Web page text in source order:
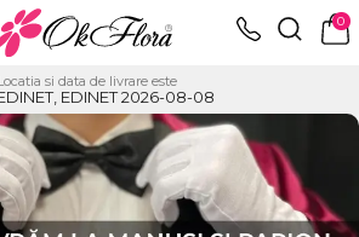
0
si data de livrare este
EDINET 2026-08-08